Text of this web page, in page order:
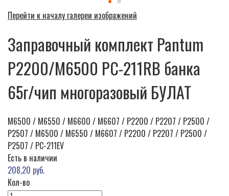
Перейти к началу галереи изображений
Заправочный комплект Pantum
P2200/M6500 PC-211RB банка
65г/чип многоразовый БУЛАТ
M6500 / M6550 / M6600 / M6607 / P2200 / P2207 / P2500 /
P2507 / M6500 / M6550 / M6607 / P2200 / P2207 / P2500 /
P2507 / PC-211EV
Есть в наличии
208,20 руб.
Кол-во